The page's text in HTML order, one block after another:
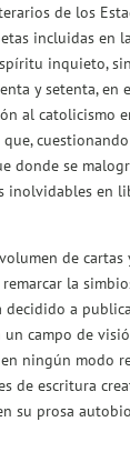
de los
incluidas en
inquieto,
y setenta,
al catolicismo
donde se
inolvidables en
de
la
decidido a
campo de
ningún modo
de escritura
su prosa